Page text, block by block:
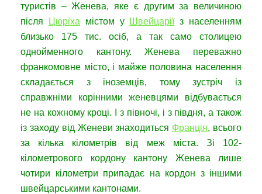
туристів – Женева, яке є другим за величиною
після
Цюріха містом у Швейцаріїз населенням
близько 175 тис. осіб, а так само столицею
однойменного кантону. Женева переважно
франкомовне місто, і майже половина населення
складається з іноземців, тому зустріч із
справжніми корінними женевцями відбувається
не на кожному кроці. І з півночі, і з півдня, а також
із заходу від Женеви знаходиться Франція, всього
за кілька кілометрів від меж міста. Зі 102-
кілометрового кордону кантону Женева лише
чотири кілометри припадає на кордон з іншими
швейцарськими кантонами.